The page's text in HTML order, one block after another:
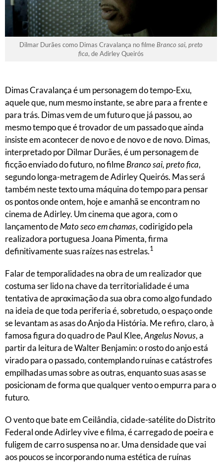
Dilmar Durães como Dimas Cravalança no filmeBranco sai, preto
fica, de Adirley Queirós
Dimas Cravalança é um personagem do tempo-Exu,
aquele que, num mesmo instante, se abre para a frente e
para trás. Dimas vem de um futuro que já passou, ao
mesmo tempo que é trovador de um passado que ainda
insiste em acontecer de novo e de novo e de novo. Dimas,
interpretado por Dilmar Durães, é um personagem de
ficção enviado do futuro, no filmeBranco sai, preto fica,
segundo longa-metragem de Adirley Queirós. Mas será
também neste texto uma máquina do tempo para pensar
os pontos onde ontem, hoje e amanhã se encontram no
cinema de Adirley. Um cinema que agora, com o
lançamento deMato seco em chamas, codirigido pela
realizadora portuguesa Joana Pimenta, firma
definitivamente suas raízes nas estrelas.1
Falar de temporalidades na obra de um realizador que
costuma ser lido na chave da territorialidade é uma
tentativa de aproximação da sua obra como algo fundado
na ideia de que toda periferia é, sobretudo, o espaço onde
se levantam as asas do Anjo da História. Me refiro, claro, à
famosa figura do quadro de Paul Klee,Angelus Novus, a
partir da leitura de Walter Benjamin: o rosto do anjo está
virado para o passado, contemplando ruínas e catástrofes
empilhadas umas sobre as outras, enquanto suas asas se
posicionam de forma que qualquer vento o empurra para o
futuro.
O vento que bate em Ceilândia, cidade-satélite do Distrito
Federal onde Adirley vive e filma, é carregado de poeira e
fuligem de carro suspensa no ar. Uma densidade que vai
aos poucos se incorporando numa estética de ruínas